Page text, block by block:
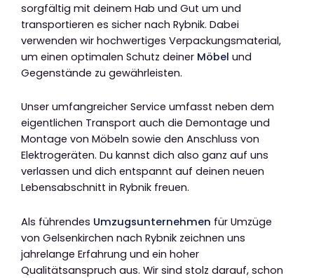
sorgfältig mit deinem Hab und Gut um und
transportieren es sicher nach Rybnik. Dabei
verwenden wir hochwertiges Verpackungsmaterial,
um einen optimalen Schutz deiner Möbel und
Gegenstände zu gewährleisten.
Unser umfangreicher Service umfasst neben dem
eigentlichen Transport auch die Demontage und
Montage von Möbeln sowie den Anschluss von
Elektrogeräten. Du kannst dich also ganz auf uns
verlassen und dich entspannt auf deinen neuen
Lebensabschnitt in Rybnik freuen.
Als führendes Umzugsunternehmen für Umzüge
von Gelsenkirchen nach Rybnik zeichnen uns
jahrelange Erfahrung und ein hoher
Qualitätsanspruch aus. Wir sind stolz darauf, schon